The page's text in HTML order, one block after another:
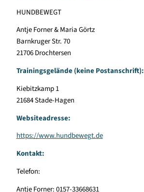
HUNDBEWEGT
Antje Forner & Maria Görtz
Barnkruger Str. 70
21706 Drochtersen
Trainingsgelände (keine Postanschrift):
Kiebitzkamp 1
21684 Stade-Hagen
Websiteadresse:
https://www.hundbewegt.de
Kontakt:
Telefon:
Antje Forner: 0157-33668631